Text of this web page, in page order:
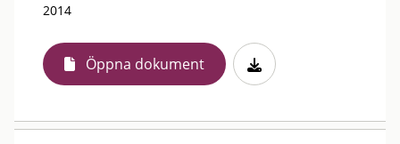
2014
Öppna dokument